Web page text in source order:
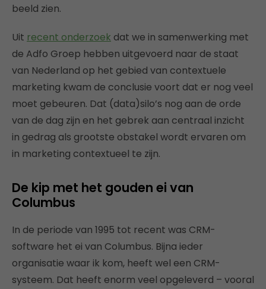
beeld zien.
Uit recent onderzoek dat we in samenwerking met
de Adfo Groep hebben uitgevoerd naar de staat
van Nederland op het gebied van contextuele
marketing kwam de conclusie voort dat er nog veel
moet gebeuren. Dat (data)silo’s nog aan de orde
van de dag zijn en het gebrek aan centraal inzicht
in gedrag als grootste obstakel wordt ervaren om
in marketing contextueel te zijn.
De kip met het gouden ei van
Columbus
In de periode van 1995 tot recent was CRM-
software het ei van Columbus. Bijna ieder
organisatie waar ik kom, heeft wel een CRM-
systeem. Dat heeft enorm veel opgeleverd – vooral